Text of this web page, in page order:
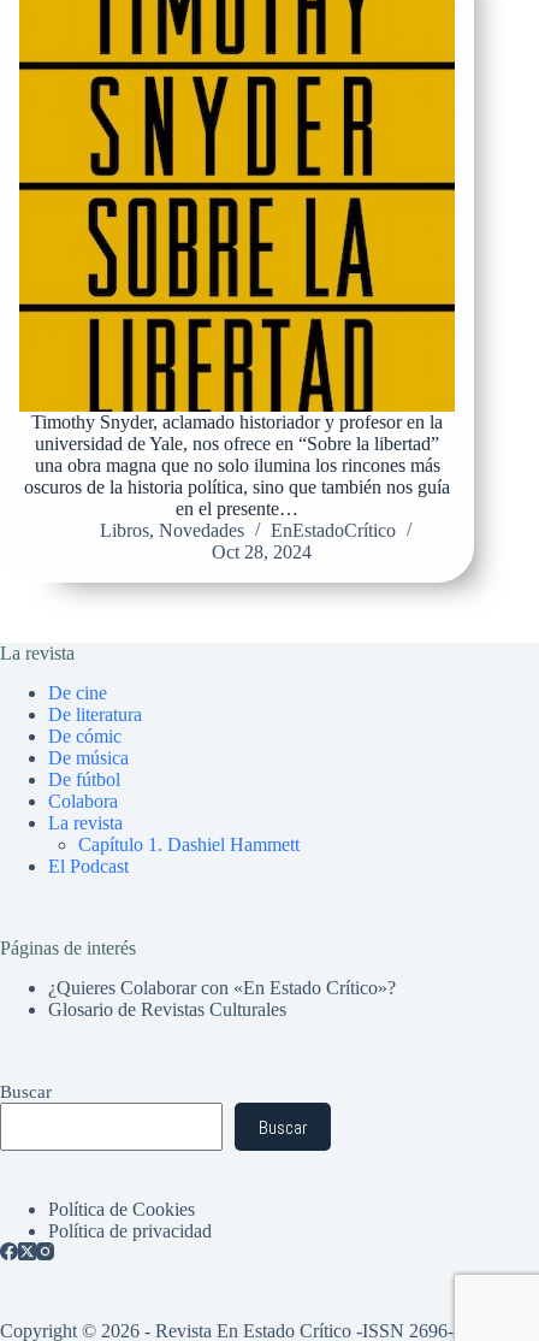
Timothy Snyder, aclamado historiador y profesor en la
universidad de Yale, nos ofrece en “Sobre la libertad”
una obra magna que no solo ilumina los rincones más
oscuros de la historia política, sino que también nos guía
en el presente…
Libros,Novedades
EnEstadoCrítico
Oct 28, 2024
La revista
De cine
De literatura
De cómic
De música
De fútbol
Colabora
La revista
Capítulo 1. Dashiel Hammett
El Podcast
Páginas de interés
¿Quieres Colaborar con «En Estado Crítico»?
Glosario de Revistas Culturales
Buscar
Buscar
Política de Cookies
Política de privacidad
Copyright © 2026 - Revista En Estado Crítico -ISSN 2696-